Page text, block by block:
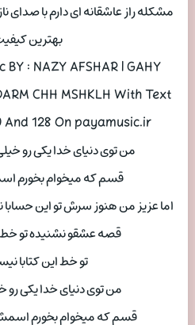
مشکله راز عاشقانه ای دارم با صدای
بهترین
: NAZY AFSHAR | GAHY
CHH MSHKLH With Text
128 On payamusic.ir
من توی دنیای خدا یکی رو
قسم که میخوام بخورم
اما عزیز من هنوز سرش تو این
قصه عشقو نشنیده تو خط
تو خط این کتابا
من توی دنیای خدا یکی
قسم که میخوام بخورم